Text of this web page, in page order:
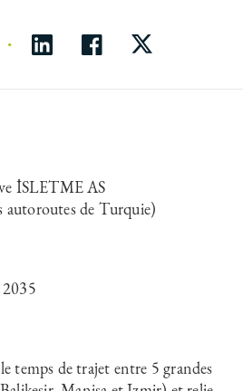
•
İSLETME AS
autoroutes de Turquie)
temps de trajet entre 5 grandes